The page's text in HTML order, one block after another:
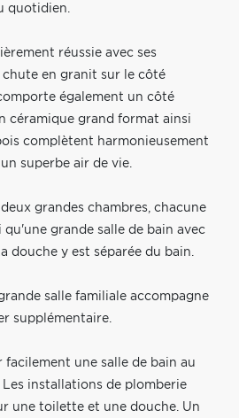
quotidien.
réussie avec ses
en granit sur le côté
également un côté
céramique grand format ainsi
complètent harmonieusement
superbe air de vie.
grandes chambres, chacune
qu'une grande salle de bain avec
douche y est séparée du bain.
salle familiale accompagne
supplémentaire.
facilement une salle de bain au
installations de plomberie
une toilette et une douche. Un